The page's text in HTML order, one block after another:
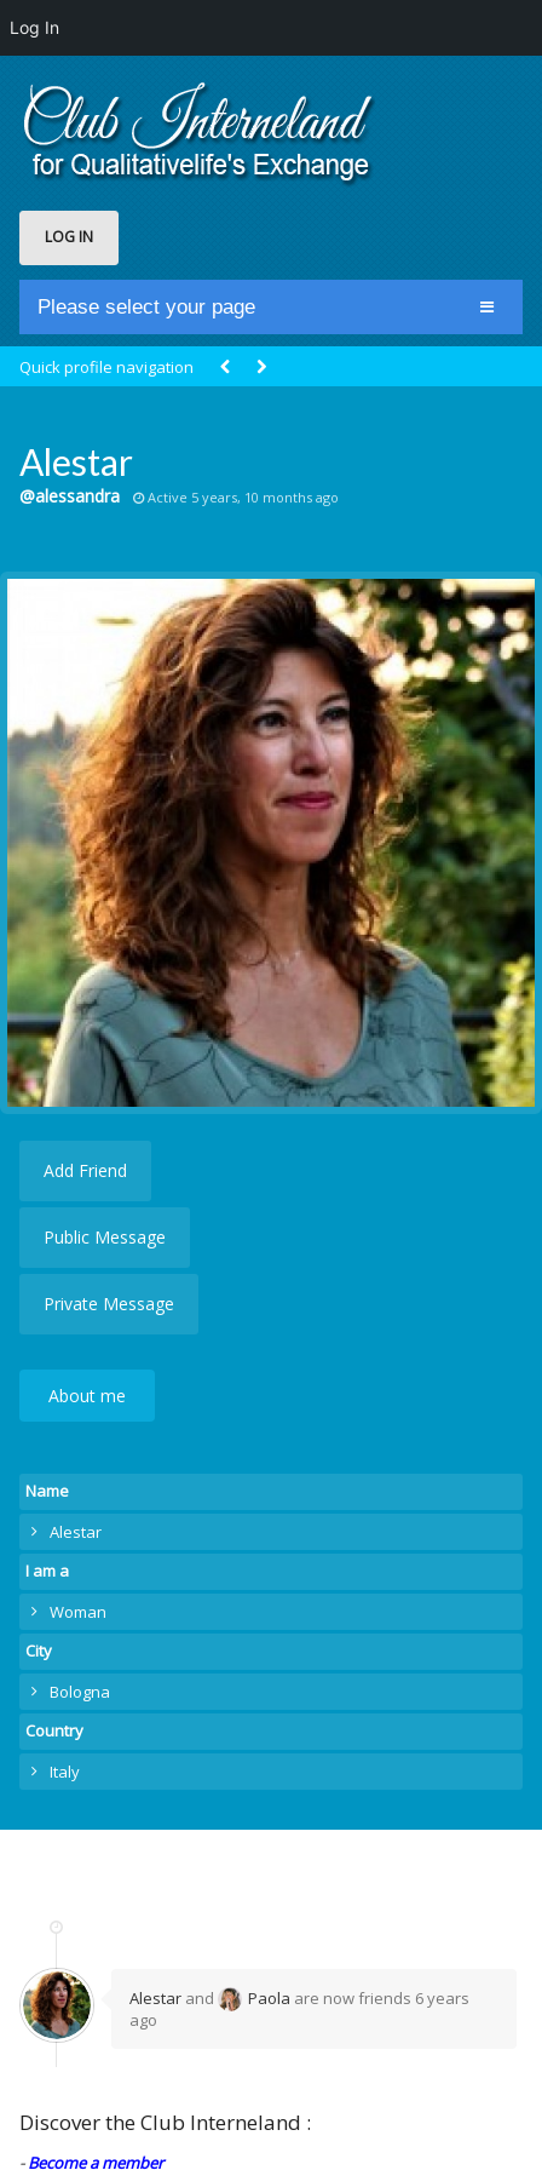
Log In
LOG IN
Please select your page
Groups
Communication Point
Meeting Point
The Yacht Club
Quick profile navigation
Alestar
@alessandra Active 5 years, 10 months ago
Add Friend
Public Message
Private Message
About me
Name
Alestar
I am a
Woman
City
Bologna
Country
Italy
Alestar and Paola are now friends 6 years
ago
Discover the Club Interneland :
-Become a member